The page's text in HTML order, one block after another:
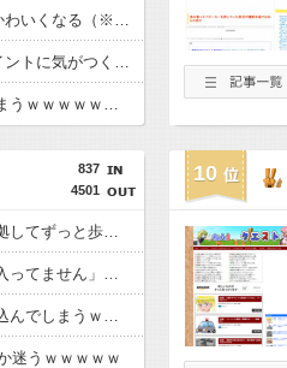
寺田心さん(18)、筋トレした結果無事かわいくなる（※画像あり）
【画像】佐倉綾音(32)、自分のシコポイントに気がつくｗｗｗｗｗｗｗｗｗｗ
新聞さん、壮大な縦読みを仕込んでしまうｗｗｗｗｗｗｗ
837
4501
【衝撃】ジムのランニングマシーン占拠してずっと歩いてる男の正体←これｗｗｗｗｗ
【衝撃】旅館「この押入れには布団は入ってません」←これｗｗｗｗｗ(※画像あり)
【衝撃】新聞さん、壮大な縦読みを仕込んでしまうｗｗｗｗｗ(※画像あり)
迷うｗｗｗｗｗ
10